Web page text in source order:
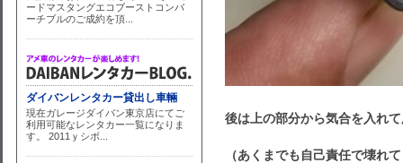
後は上の部分から気合を入れ
（あくまでも自己責任で壊れ